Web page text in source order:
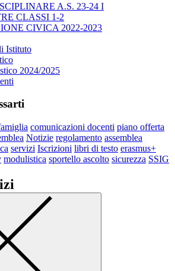
A.S. 23-24 I
CLASSI 1-2
CIVICA 2022-2023
Istituto
2024/2025
comunicazioni docenti piano offerta
Notizie regolamento assemblea
servizi Iscrizioni libri di testo erasmus+
modulistica sportello ascolto sicurezza SSIG